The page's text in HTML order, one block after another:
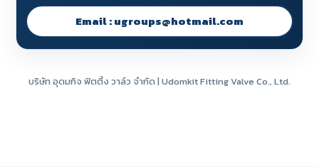
Email : ugroups@hotmail.com
บริษัท อุดมกิจ ฟิตติ้ง วาล์ว จำกัด | Udomkit Fitting Valve Co., Ltd.